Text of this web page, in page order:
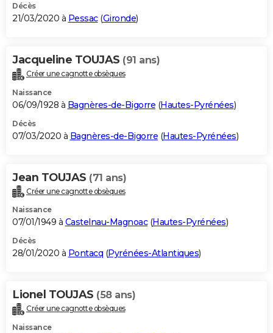
Décès
21/03/2020 à Pessac(Gironde)
Jacqueline TOUJAS (91 ans)
Créer une cagnotte obsèques
Naissance
06/09/1928 à Bagnères-de-Bigorre (Hautes-Pyrénées)
Décès
07/03/2020 à Bagnères-de-Bigorre (Hautes-Pyrénées)
Jean TOUJAS (71 ans)
Créer une cagnotte obsèques
Naissance
07/01/1949 à Castelnau-Magnoac(Hautes-Pyrénées)
Décès
28/01/2020 à Pontacq (Pyrénées-Atlantiques)
Lionel TOUJAS (58 ans)
Créer une cagnotte obsèques
Naissance